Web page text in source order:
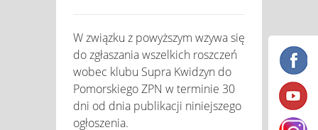
W związku z powyższym wzywa się
do zgłaszania wszelkich roszczeń
wobec klubu Supra Kwidzyn do
Pomorskiego ZPN w terminie 30
dni od dnia publikacji niniejszego
ogłoszenia.